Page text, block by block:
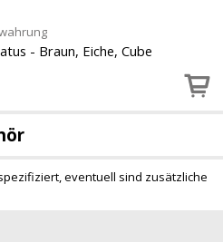
- Braun, Eiche, Cube
eventuell sind zusätzliche